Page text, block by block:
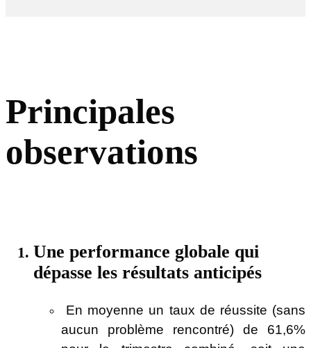
Principales
observations
Une performance globale qui
dépasse les résultats anticipés
En moyenne un taux de réussite (sans
aucun problème rencontré) de 61,6%